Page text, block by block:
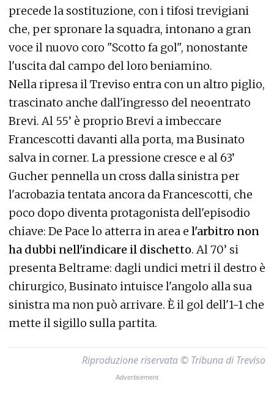
precede la sostituzione, con i tifosi trevigiani
che, per spronare la squadra, intonano a gran
voce il nuovo coro "Scotto fa gol", nonostante
l'uscita dal campo del loro beniamino.
Nella ripresa il Treviso entra con un altro piglio,
trascinato anche dall'ingresso del neoentrato
Brevi. Al 55’ è proprio Brevi a imbeccare
Francescotti davanti alla porta, ma Businato
salva in corner. La pressione cresce e al 63’
Gucher pennella un cross dalla sinistra per
l'acrobazia tentata ancora da Francescotti, che
poco dopo diventa protagonista dell'episodio
chiave: De Pace lo atterra in area e l'arbitro non
ha dubbi nell'indicare il dischetto. Al 70’ si
presenta Beltrame: dagli undici metri il destro è
chirurgico, Businato intuisce l'angolo alla sua
sinistra ma non può arrivare. È il gol dell'1-1 che
mette il sigillo sulla partita.
Riproduzione riservata © Tribuna di Treviso